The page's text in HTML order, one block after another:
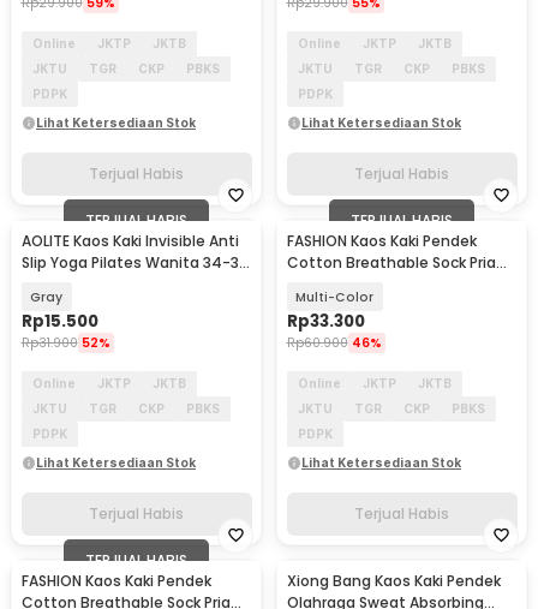
Online JKTP
JKTB
JKTU
TGR CKP
PBKS
PDPK
Lihat Ketersediaan Stok
Terjual Habis
Online JKTP
JKTB
JKTU
TGR CKP
PBKS
PDPK
Lihat Ketersediaan Stok
Terjual Habis
TERJUAL HABIS
AOLITE Kaos Kaki Invisible Anti
Slip Yoga Pilates Wanita 34-38
Gray
Rp15.500
Rp31.900 52%
Online JKTP
JKTB
JKTU
TGR CKP
PBKS
PDPK
Lihat Ketersediaan Stok
Terjual Habis
TERJUAL HABIS
FASHION Kaos Kaki Pendek
Cotton Breathable Sock Pria
Multi-Color
Rp33.300
Rp60.900 46%
Online JKTP
JKTB
JKTU
TGR CKP
PBKS
PDPK
Lihat Ketersediaan Stok
Terjual Habis
TERJUAL HABIS
FASHION Kaos Kaki Pendek
Cotton Breathable Sock Pria
Xiong Bang Kaos Kaki Pendek
Olahraga Sweat Absorbing